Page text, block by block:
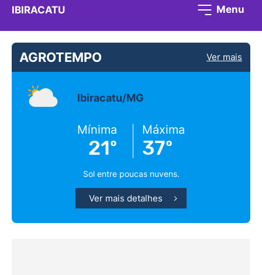
IBIRACATU Menu
AGROTEMPO Ver mais
Ibiracatu/MG
Mínima
21º
Máxima
37º
Sol entre poucas nuvens.
Ver mais detalhes